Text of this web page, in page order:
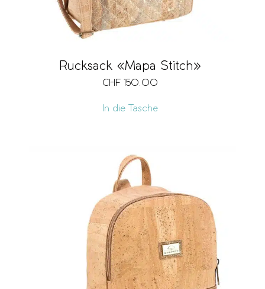
Rucksack «Mapa Stitch»
CHF 150.00
In die Tasche